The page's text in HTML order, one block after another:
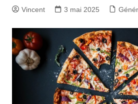
Vincent 3 mai 2025